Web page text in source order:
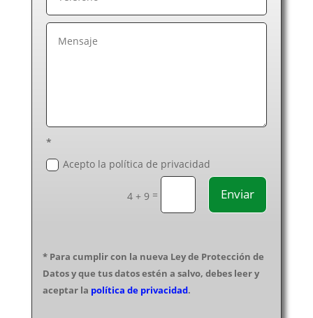
*
Acepto la política de privacidad
4 + 9 = Enviar
* Para cumplir con la nueva Ley de Protección de
Datos y que tus datos estén a salvo, debes leer y
aceptar la política de privacidad.